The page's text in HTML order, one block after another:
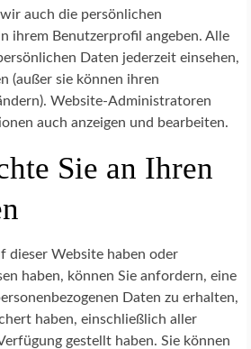
auch die persönlichen
ihrem Benutzerprofil angeben. Alle
Daten jederzeit einsehen,
(außer sie können ihren
Website-Administratoren
auch anzeigen und bearbeiten.
Sie an Ihren
dieser Website haben oder
haben, können Sie anfordern, eine
Daten zu erhalten,
haben, einschließlich aller
gestellt haben. Sie können